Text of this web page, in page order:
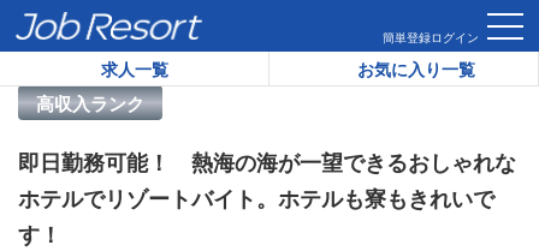
簡単登録ログイン
求人一覧 お気に入り一覧
HOME 求人一覧 即日勤務可能！ 熱海の海が一望できるおし
高収入ランク
リゾートバイト求人番号：
即日勤務可能！ 熱海の海が一望できるおしゃれな
ホテルでリゾートバイト。ホテルも寮もきれいで
す！